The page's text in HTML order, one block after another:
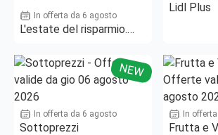
In offerta da 6 agosto
L'estate del risparmio.
Lidl Plus
NEW
In offerta da 6 agosto
Sottoprezzi
In
Frutta e